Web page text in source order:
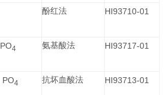
酚红法 HI93710-01
4 氨基酸法 HI93717-01
PO4 抗坏血酸法 HI93713-01